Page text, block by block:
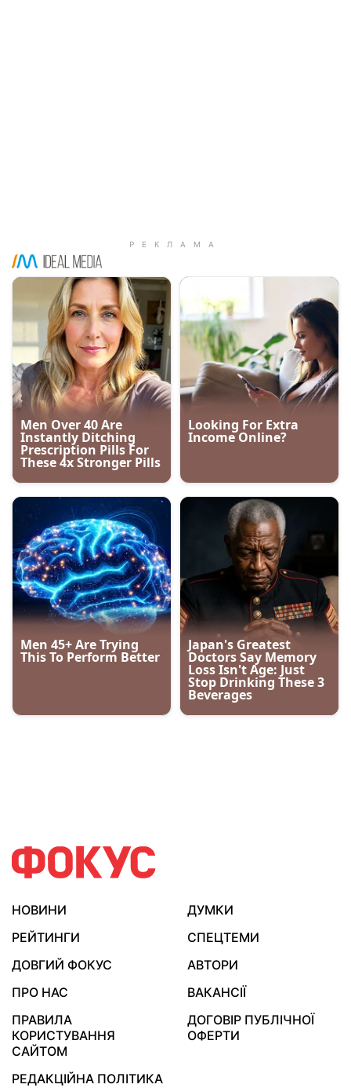
НОВИНИ
ДУМКИ
РЕЙТИНГИ
СПЕЦТЕМИ
ДОВГИЙ ФОКУС
АВТОРИ
ПРО НАС
ВАКАНСІЇ
ПРАВИЛА
КОРИСТУВАННЯ
САЙТОМ
ДОГОВІР ПУБЛІЧНОЇ
ОФЕРТИ
РЕДАКЦІЙНА ПОЛІТИКА